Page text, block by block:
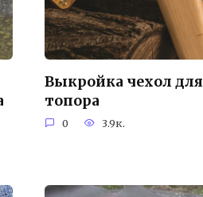
Выкройка чехол для
топора
0 3.9к.